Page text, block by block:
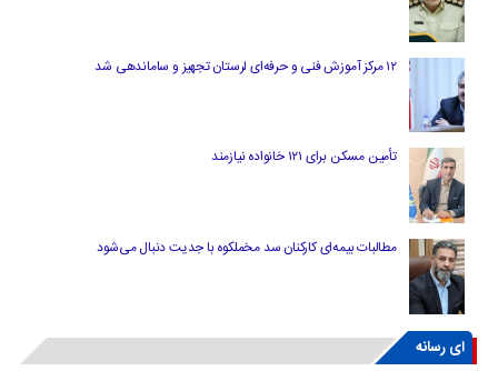
۱۲ مرکز آموزش فنی و حرفه‌ای لرستان تجهیز و ساماندهی شد
تأمین مسکن برای ۱۲۱ خانواده نیازمند
مطالبات بیمه‌ای کارکنان سد مخملکوه با جدیت دنبال می‌شود
ای رسانه